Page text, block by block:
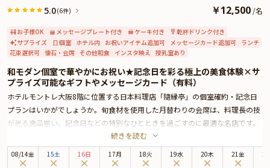
5.0(6件) ￥12,500 /名
お子様OK メッセージプレート付き ケーキ付き
乾杯ドリンク付き
サプライズ
個室 ホテル内 お祝いアイテム追加可 メッセージカード追加可 ランチ
花束選択可 懐石・会席 その他和食 インスタ映え 授乳室あり
和モダン個室で華やかにお祝い★記念日を彩る極上の美食体験×サ
プライズ可能なギフトやメッセージカード（有料）
ホテルモントレ大阪8階に位置する日本料理店「隨縁亭」の個室確約・記念日
プランはいかがでしょうか。旬食材を使用した月替わりの会席は、料理長の技
が光る逸品揃い。記念日などの特別なひとときを過ごすのに最適な名店です。
お召し上がりいただくのは、四季折々の厳選食材を使用した彩り豊かな特別会
席。料理長のこだわりが詰まった逸品は目にも美しく、記憶に残る美食体験に
なることでしょう。居心地の良い上質な和モダン個室で、極上の会席料理を心
続きを読む
08/14金 15土 16日 17月 18火 19水 20木 21金